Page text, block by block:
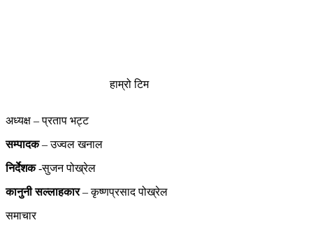
हाम्रो टिम
अध्यक्ष – प्रताप भट्ट
सम्पादक– उज्वल खनाल
निर्देशक-सुजन पोख्रेल
कानुनी सल्लाहकार– कृष्णप्रसाद पोख्रेल
समाचार